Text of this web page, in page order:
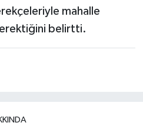
mahalle
gerektiğini belirtti.